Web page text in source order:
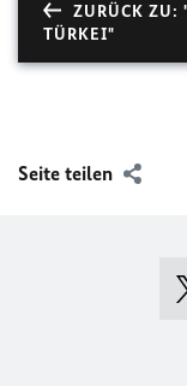
ZURÜCK ZU:
TÜRKEI"
Seite teilen